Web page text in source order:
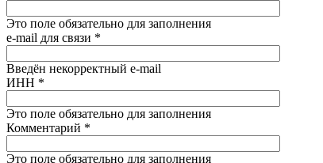
Это поле обязательно для заполнения
e-mail для связи *
Введён некорректный e-mail
ИНН *
Это поле обязательно для заполнения
Комментарий *
Это поле обязательно для заполнения